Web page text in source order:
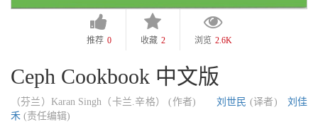
推荐 0 收藏 2 浏览 2.6K
Ceph Cookbook 中文版
（芬兰）Karan Singh（卡兰.辛格） (作者) 刘世民 (译者)
刘佳
禾 (责任编辑)